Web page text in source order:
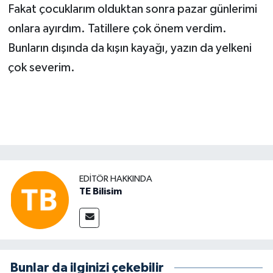
Fakat çocuklarım olduktan sonra pazar günlerimi
onlara ayırdım. Tatillere çok önem verdim.
Bunların dışında da kışın kayağı, yazın da yelkeni
çok severim.
EDITÖR HAKKINDA
TE Bilisim
Bunlar da ilginizi çekebilir